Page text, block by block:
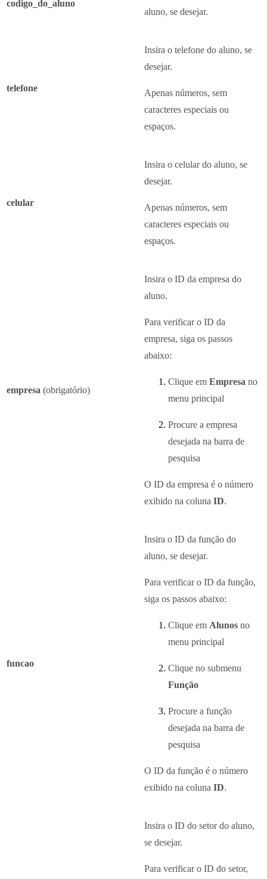
codigo_do_aluno
aluno, se desejar.
telefone
Insira o telefone do aluno, se
desejar.
Apenas números, sem
caracteres especiais ou
espaços.
celular
Insira o celular do aluno, se
desejar.
Apenas números, sem
caracteres especiais ou
espaços.
empresa (obrigatório)
Insira o ID da empresa do
aluno.
Para verificar o ID da
empresa, siga os passos
abaixo:
Clique em Empresa no
menu principal
Procure a empresa
desejada na barra de
pesquisa
O ID da empresa é o número
exibido na coluna ID.
funcao
Insira o ID da função do
aluno, se desejar.
Para verificar o ID da função,
siga os passos abaixo:
Clique em Alunos no
menu principal
Clique no submenu
Função
Procure a função
desejada na barra de
pesquisa
O ID da função é o número
exibido na coluna ID.
Insira o ID do setor do aluno,
se desejar.
Para verificar o ID do setor,